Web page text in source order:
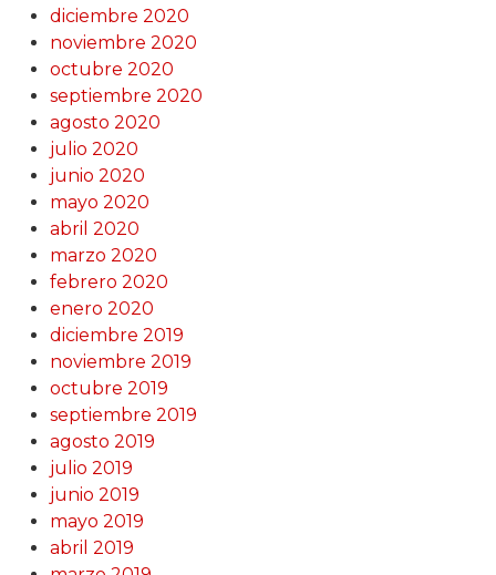
diciembre 2020
noviembre 2020
octubre 2020
septiembre 2020
agosto 2020
julio 2020
junio 2020
mayo 2020
abril 2020
marzo 2020
febrero 2020
enero 2020
diciembre 2019
noviembre 2019
octubre 2019
septiembre 2019
agosto 2019
julio 2019
junio 2019
mayo 2019
abril 2019